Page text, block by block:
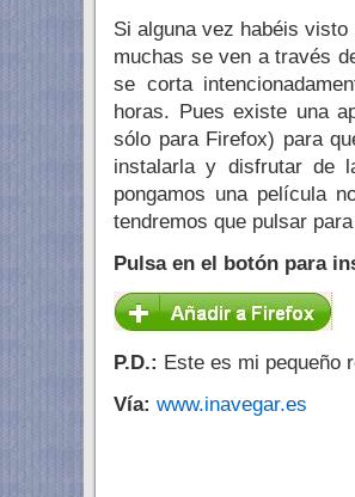
Si alguna vez habéis
muchas se ven a través
se corta
horas. Pues existe una
sólo para Firefox) para
instalarla y disfrutar de
pongamos una película
tendremos que pulsar
Pulsa en el botón para
P.D.: Este es mi pequeño
Vía: www.inavegar.es